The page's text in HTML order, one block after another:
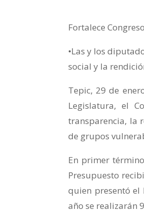
Fortalece
•Las y los
social y la
Tepic, 29 de
Legislatura, el
transparencia, la
de grupos
En primer
Presupuesto
quien presentó el
año se realizarán